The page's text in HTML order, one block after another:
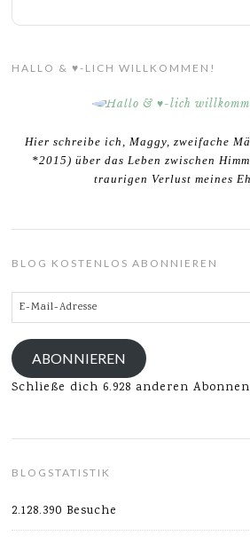
HALLO & ♥-LICH WILLKOMMEN!
Hier schreibe ich, Maggy, zweifache
*2015) über das Leben zwischen
traurigen Verlust meines
BLOG KOSTENLOS ABONNIEREN
E-
Mail-
Adresse
ABONNIEREN
Schließe dich 6.928 anderen
BLOGSTATISTIK
2.128.390 Besuche